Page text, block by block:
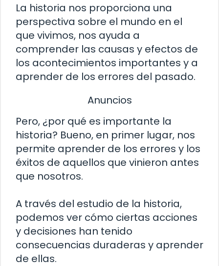
La historia nos proporciona una
perspectiva sobre el mundo en el
que vivimos, nos ayuda a
comprender las causas y efectos de
los acontecimientos importantes y a
aprender de los errores del pasado.
Anuncios
Pero, ¿por qué es importante la
historia? Bueno, en primer lugar, nos
permite aprender de los errores y los
éxitos de aquellos que vinieron antes
que nosotros.
A través del estudio de la historia,
podemos ver cómo ciertas acciones
y decisiones han tenido
consecuencias duraderas y aprender
de ellas.